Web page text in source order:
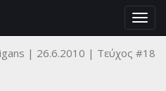
26.6.2010 Τεύχος #18